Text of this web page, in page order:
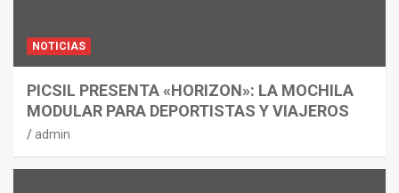
NOTICIAS
PICSIL PRESENTA «HORIZON»: LA MOCHILA
MODULAR PARA DEPORTISTAS Y VIAJEROS
admin